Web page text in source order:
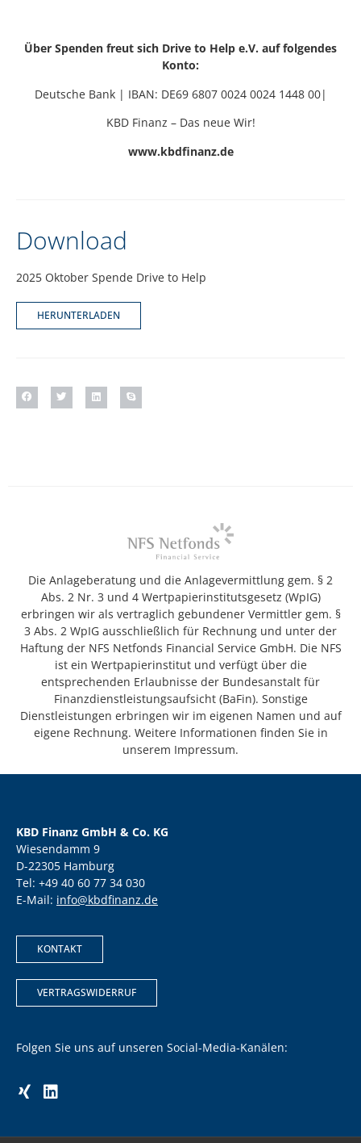
Über Spenden freut sich Drive to Help e.V. auf folgendes
Konto:
Deutsche Bank | IBAN: DE69 6807 0024 0024 1448 00|
KBD Finanz – Das neue Wir!
www.kbdfinanz.de
Download
2025 Oktober Spende Drive to Help
HERUNTERLADEN
Die Anlageberatung und die Anlagevermittlung gem. § 2
Abs. 2 Nr. 3 und 4 Wertpapierinstitutsgesetz (WpIG)
erbringen wir als vertraglich gebundener Vermittler gem. §
3 Abs. 2 WpIG ausschließlich für Rechnung und unter der
Haftung der NFS Netfonds Financial Service GmbH. Die NFS
ist ein Wertpapierinstitut und verfügt über die
entsprechenden Erlaubnisse der Bundesanstalt für
Finanzdienstleistungsaufsicht (BaFin). Sonstige
Dienstleistungen erbringen wir im eigenen Namen und auf
eigene Rechnung. Weitere Informationen finden Sie in
unserem Impressum.
KBD Finanz GmbH & Co. KG
Wiesendamm 9
D-22305 Hamburg
Tel: +49 40 60 77 34 030
E-Mail: info@kbdfinanz.de
KONTAKT
VERTRAGSWIDERRUF
Folgen Sie uns auf unseren Social-Media-Kanälen: